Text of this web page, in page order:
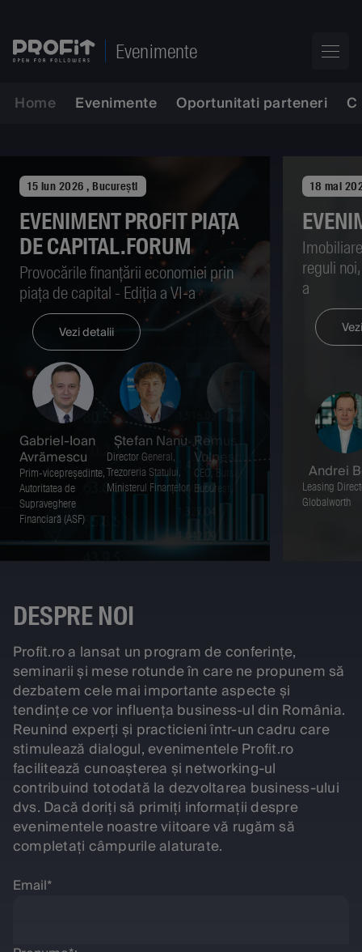
Evenimente
Home Evenimente Oportunitati parteneri
15 iun 2026 , București
EVENIMENT PROFIT PIAȚA
DE CAPITAL.FORUM
Provocările finanțării economiei prin
piața de capital - Ediția a VI-a
Vezi detalii
Gabriel-Ioan
Avrămescu
Prim-vicepreședinte,
Autoritatea de
Supraveghere
Financiară (ASF)
Ștefan Nanu
Director General,
Trezoreria Statului,
Ministerul Finanțelor
Remus
Vulpescu
CEO, Bursa de Valori
București
Cristian
Președinte,
pentru Pensiile
Administrate Privat
din România
18 mai
reguli
a
Andrei
Leasing
Globalworth
DESPRE NOI
Profit.ro a lansat un program de conferințe,
seminarii și mese rotunde în care ne propunem să
dezbatem cele mai importante aspecte și
tendințe ce vor influența business-ul din România.
Reunind experți și practicieni într-un cadru care
stimulează dialogul, evenimentele Profit.ro
facilitează cunoașterea și networking-ul
contribuind totodată la dezvoltarea business-ului
dvs. Dacă doriți să primiți informații despre
evenimentele noastre viitoare vă rugăm să
completați câmpurile alaturate.
Email*